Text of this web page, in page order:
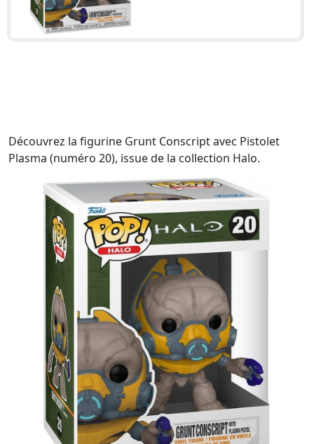
Découvrez la figurine Grunt Conscript avec Pistolet
Plasma (numéro 20), issue de la collection Halo.